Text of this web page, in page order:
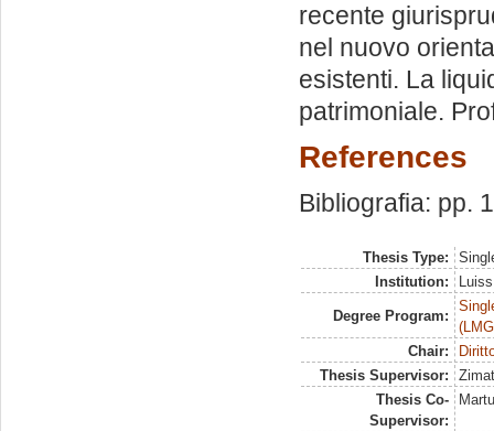
recente
nel nuovo
esistenti. La
patrimoniale.
References
Bibliografia: pp.
Thesis Type:
Institution:
Degree Program:
Chair:
Thesis Supervisor:
Thesis Co-
Supervisor: